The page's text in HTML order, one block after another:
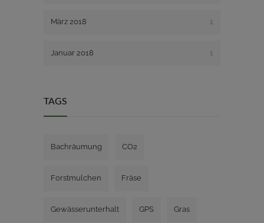
März 2018 1
Januar 2018 1
TAGS
Bachräumung CO2
Forstmulchen Fräse
Gewässerunterhalt GPS Gras